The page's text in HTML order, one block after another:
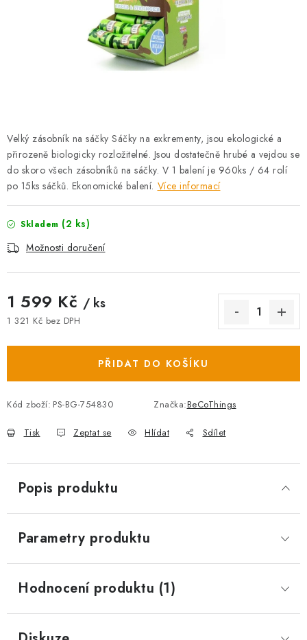
HODNOCENÍ OBCHODU
DOPRAVA PO OSTRAVĚ, HLUČÍNĚ A OKOLÍ
Kontakt Možnosti dopravy
Hodnocení obchodu
Obchodní podmínky
Věrnostní slevy
Velký zásobník na sáčky Sáčky na exkrementy, jsou ekologické a
přirozeně biologicky rozložitelné. Jsou dostatečně hrubé a vejdou se
do skoro všech zásobníků na sáčky. V 1 balení je 960ks / 64 rolí
po 15ks sáčků. Ekonomické balení. Více informací
Skladem (2 ks)
Možnosti doručení
1 599 Kč / ks
1 321 Kč bez DPH
PŘIDAT DO KOŠÍKU
Kód zboží: PS-BG-754830 Značka:BeCoThings
Tisk Zeptat se Hlídat Sdílet
Popis produktu
Parametry produktu
Hodnocení produktu (1)